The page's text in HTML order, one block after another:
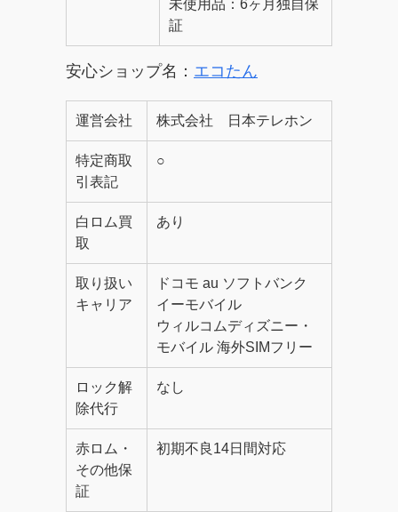
未使用品：6ヶ月独自保
証
安心ショップ名： エコたん
運営会社 株式会社 日本テレホン
特定商取
引表記
○
白ロム買
取
あり
取り扱い
キャリア
ドコモ au ソフトバンク
イーモバイル
ウィルコムディズニー・
モバイル 海外SIMフリー
ロック解
除代行
なし
赤ロム・
その他保
証
初期不良14日間対応